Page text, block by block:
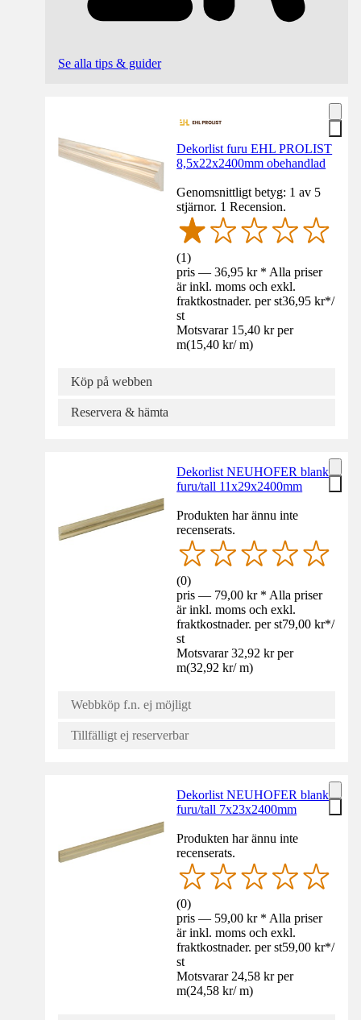
Se alla tips & guider
Dekorlist furu EHL PROLIST
8,5x22x2400mm obehandlad
Genomsnittligt betyg: 1 av 5
stjärnor. 1 Recension.
(1)
pris — 36,95 kr * Alla priser
är inkl. moms och exkl.
fraktkostnader. per st36,95 kr*/
st
Motsvarar 15,40 kr per
m(15,40 kr/ m)
Köp på webben
Reservera & hämta
Dekorlist NEUHOFER blank
furu/tall 11x29x2400mm
Produkten har ännu inte
recenserats.
(0)
pris — 79,00 kr * Alla priser
är inkl. moms och exkl.
fraktkostnader. per st79,00 kr*/
st
Motsvarar 32,92 kr per
m(32,92 kr/ m)
Webbköp f.n. ej möjligt
Tillfälligt ej reserverbar
Dekorlist NEUHOFER blank
furu/tall 7x23x2400mm
Produkten har ännu inte
recenserats.
(0)
pris — 59,00 kr * Alla priser
är inkl. moms och exkl.
fraktkostnader. per st59,00 kr*/
st
Motsvarar 24,58 kr per
m(24,58 kr/ m)